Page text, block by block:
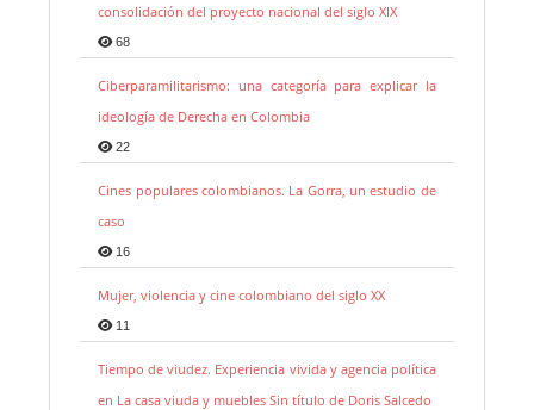
consolidación del proyecto nacional del siglo XIX
68
Ciberparamilitarismo: una categoría para explicar la
ideología de Derecha en Colombia
22
Cines populares colombianos. La Gorra, un estudio de
caso
16
Mujer, violencia y cine colombiano del siglo XX
11
Tiempo de viudez. Experiencia vivida y agencia política
en La casa viuda y muebles Sin título de Doris Salcedo